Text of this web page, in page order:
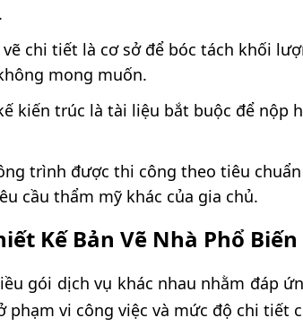
chi tiết là cơ sở để bóc tách khối
mong muốn.
kiến trúc là tài liệu bắt buộc để nộp
trình được thi công theo tiêu
cầu thẩm mỹ khác của gia chủ.
Kế Bản Vẽ Nhà Phổ Biến
gói dịch vụ khác nhau nhằm đáp
phạm vi công việc và mức độ chi tiết